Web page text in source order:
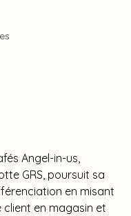
Angel-in-us,
GRS, poursuit sa
en misant
client en magasin et